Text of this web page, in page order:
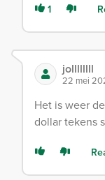
1
jollllllll
22 mei
Het is weer
dollar tekens